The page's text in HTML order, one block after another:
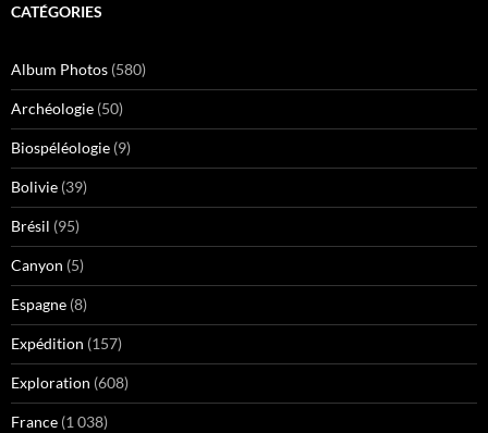
CATÉGORIES
Album Photos (580)
Archéologie (50)
Biospéléologie (9)
Bolivie (39)
Brésil (95)
Canyon (5)
Espagne (8)
Expédition (157)
Exploration (608)
France (1 038)